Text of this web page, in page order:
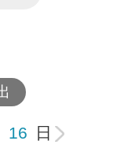
16 日